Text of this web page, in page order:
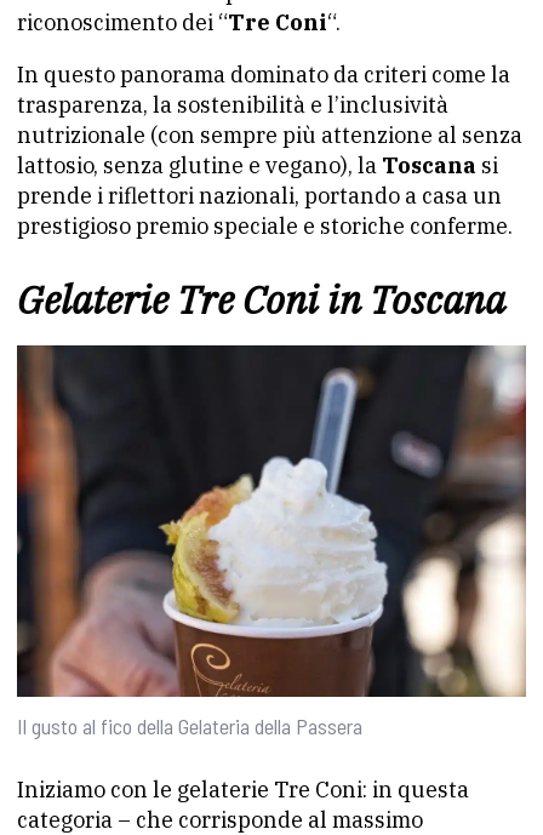
riconoscimento dei “Tre Coni“.
In questo panorama dominato da criteri come la
trasparenza, la sostenibilità e l’inclusività
nutrizionale (con sempre più attenzione al senza
lattosio, senza glutine e vegano), la Toscana si
prende i riflettori nazionali, portando a casa un
prestigioso premio speciale e storiche conferme.
Gelaterie Tre Coni in Toscana
Il gusto al fico della Gelateria della Passera
Iniziamo con le gelaterie Tre Coni: in questa
categoria – che corrisponde al massimo